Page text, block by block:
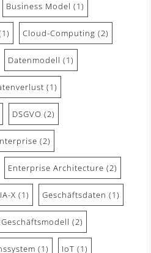
Business Model (1)
Cloud-Computing (2)
Datenmodell (1)
(1)
DSGVO (2)
(2)
Enterprise Architecture (2)
X (1) Geschäftsdaten (1)
Geschäftsmodell (2)
(1) IoT (1)